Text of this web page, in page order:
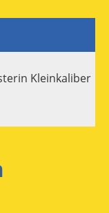
Kleinkaliber